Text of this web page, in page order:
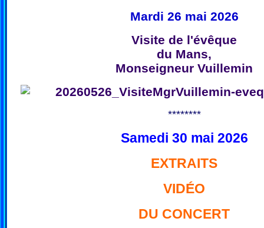
Mardi 26 mai 2026
Visite de l'évêque
du Mans,
Monseigneur Vuillemin
********
Samedi 30 mai 2026
EXTRAITS
VIDÉO
DU CONCERT